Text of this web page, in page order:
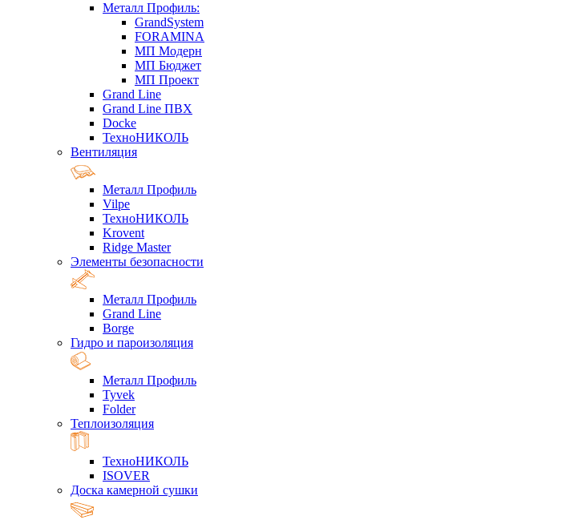
Металл Профиль:
GrandSystem
FORAMINA
МП Модерн
МП Бюджет
МП Проект
Grand Line
Grand Line ПВХ
Docke
ТехноНИКОЛЬ
Вентиляция
Металл Профиль
Vilpe
ТехноНИКОЛЬ
Krovent
Ridge Master
Элементы безопасности
Металл Профиль
Grand Line
Borge
Гидро и пароизоляция
Металл Профиль
Tyvek
Folder
Теплоизоляция
ТехноНИКОЛЬ
ISOVER
Доска камерной сушки